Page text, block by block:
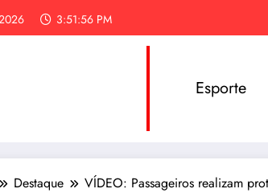
3:51:57 PM
Esporte
Destaque VÍDEO: Passageiros realizam